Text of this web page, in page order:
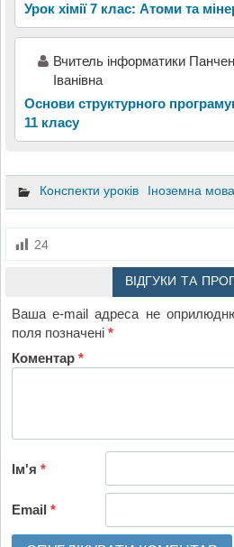
Урок хімії 7 клас: Атоми та
Вчитель інформатики
Іванівна
Основи структурного
11 класу
Конспекти уроків Іноземна мова
24
ВІДГУКИ ТА
Ваша e-mail адреса не
поля позначені*
Коментар*
Ім'я*
Email*